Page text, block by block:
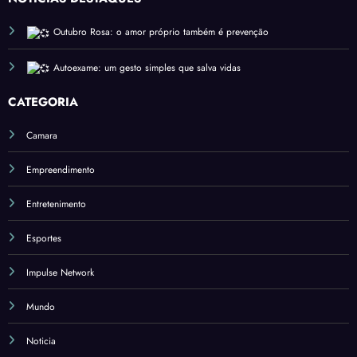
no
rio
Econ
ômic
o
Inter
nal
Outubro Rosa: o amor próprio também é prevenção
Autoexame: um gesto simples que salva vidas
CATEGORIA
Camara
Empreendimento
Entretenimento
Esportes
Impulse Network
Mundo
Noticia